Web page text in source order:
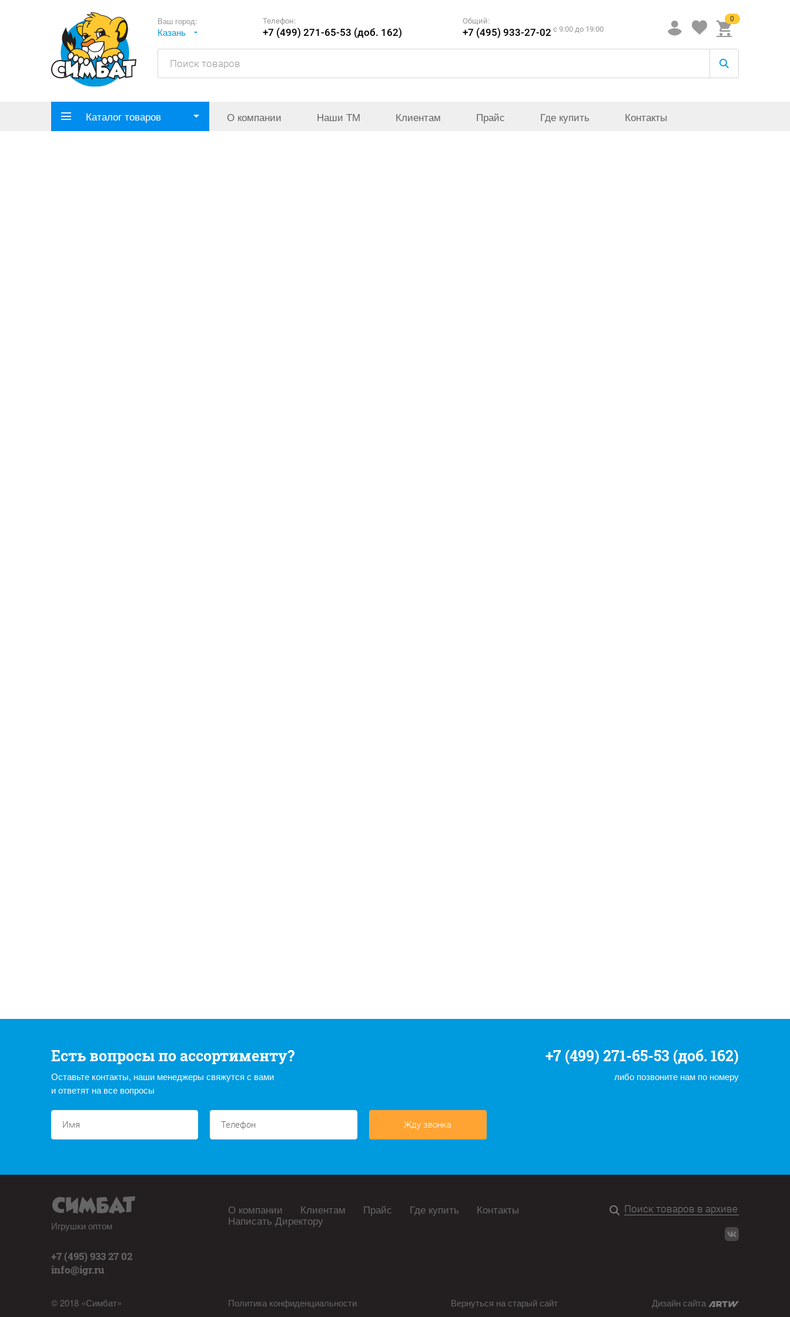
Ваш город:
Казань
Телефон:
+7 (499) 271-65-53 (доб. 162)
Общий:
+7 (495) 933-27-02 c 9:00 до 19:00
0
Каталог товаров О компании Наши ТМ Клиентам Прайс Где купить Контакты
Есть вопросы по ассортименту?
Оставьте контакты, наши менеджеры свяжутся с вами
и ответят на все вопросы
+7 (499) 271-65-53 (доб. 162)
либо позвоните нам по номеру
Жду звонка
Игрушки оптом
+7 (495) 933 27 02
info@igr.ru
© 2018 «Симбат»
О компании Клиентам Прайс Где купить Контакты
Написать Директору
Политика конфиденциальности Вернуться на старый сайт Дизайн сайта